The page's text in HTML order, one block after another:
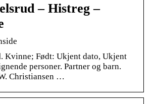
– Histreg –
Kvinne; Født: Ukjent dato, Ukjent
personer. Partner og barn.
Christiansen …